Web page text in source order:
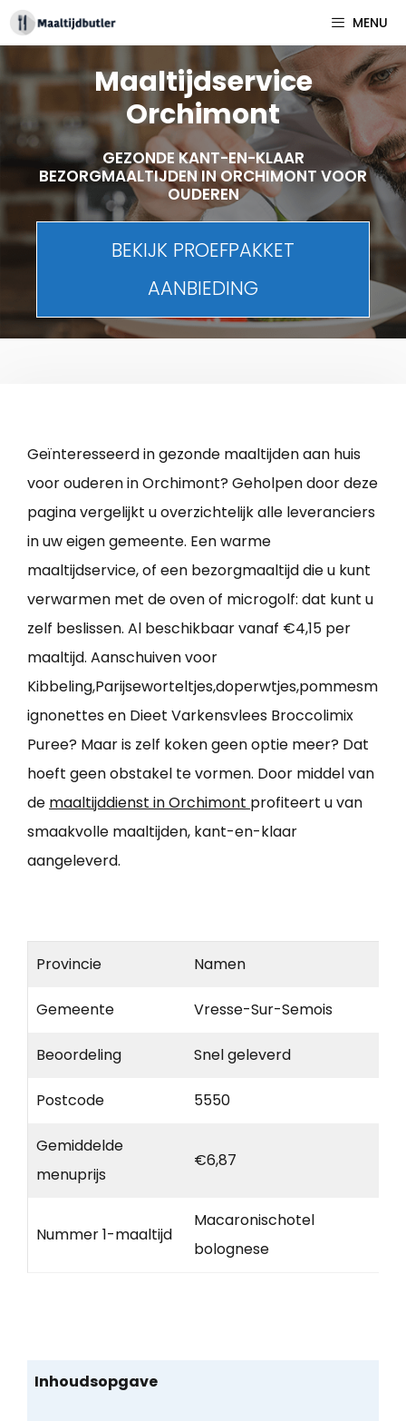
Spring
naar
inhoud
MENU
Maaltijdservice
Orchimont
GEZONDE KANT-EN-KLAAR
BEZORGMAALTIJDEN IN ORCHIMONT VOOR
OUDEREN
BEKIJK PROEFPAKKET
AANBIEDING
Geïnteresseerd in gezonde maaltijden aan huis
voor ouderen in Orchimont? Geholpen door deze
pagina vergelijkt u overzichtelijk alle leveranciers
in uw eigen gemeente. Een warme
maaltijdservice, of een bezorgmaaltijd die u kunt
verwarmen met de oven of microgolf: dat kunt u
zelf beslissen. Al beschikbaar vanaf €4,15 per
maaltijd. Aanschuiven voor
Kibbeling,Parijseworteltjes,doperwtjes,pommesm
ignonettes en Dieet Varkensvlees Broccolimix
Puree? Maar is zelf koken geen optie meer? Dat
hoeft geen obstakel te vormen. Door middel van
de maaltijddienst in Orchimont profiteert u van
smaakvolle maaltijden, kant-en-klaar
aangeleverd.
Provincie Namen
Gemeente Vresse-Sur-Semois
Beoordeling Snel geleverd
Postcode 5550
Gemiddelde
menuprijs
€6,87
Nummer 1-maaltijd
Macaronischotel
bolognese
Inhoudsopgave